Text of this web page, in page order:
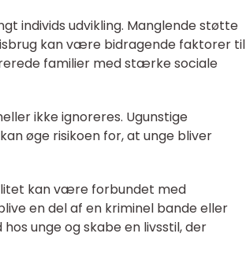
individs udvikling. Manglende støtte
kan være bidragende faktorer til
familier med stærke sociale
ikke ignoreres. Ugunstige
øge risikoen for, at unge bliver
kan være forbundet med
en del af en kriminel bande eller
unge og skabe en livsstil, der